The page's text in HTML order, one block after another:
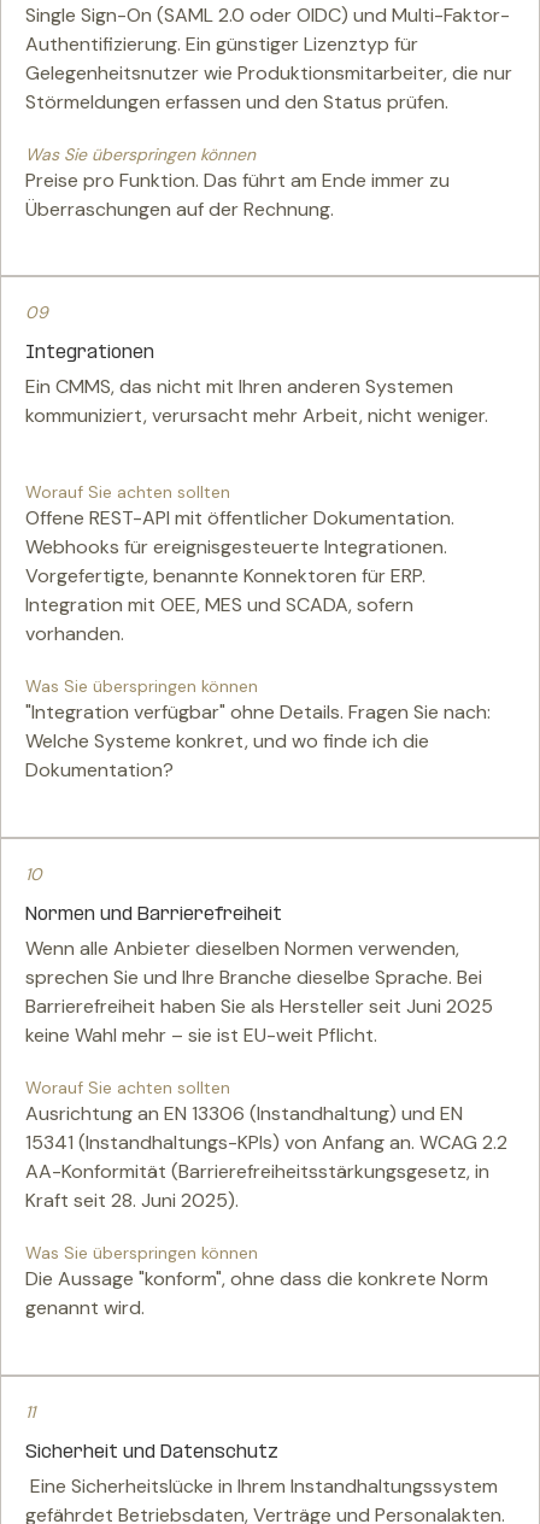
Single Sign-On (SAML 2.0 oder OIDC) und Multi-Faktor-
Authentifizierung. Ein günstiger Lizenztyp für
Gelegenheitsnutzer wie Produktionsmitarbeiter, die nur
Störmeldungen erfassen und den Status prüfen.
Was Sie überspringen können
Preise pro Funktion. Das führt am Ende immer zu
Überraschungen auf der Rechnung.
09
Integrationen
Ein CMMS, das nicht mit Ihren anderen Systemen
kommuniziert, verursacht mehr Arbeit, nicht weniger.
Worauf Sie achten sollten
Offene REST-API mit öffentlicher Dokumentation.
Webhooks für ereignisgesteuerte Integrationen.
Vorgefertigte, benannte Konnektoren für ERP.
Integration mit OEE, MES und SCADA, sofern
vorhanden.
Was Sie überspringen können
"Integration verfügbar" ohne Details. Fragen Sie nach:
Welche Systeme konkret, und wo finde ich die
Dokumentation?
10
Normen und Barrierefreiheit
Wenn alle Anbieter dieselben Normen verwenden,
sprechen Sie und Ihre Branche dieselbe Sprache. Bei
Barrierefreiheit haben Sie als Hersteller seit Juni 2025
keine Wahl mehr – sie ist EU-weit Pflicht.
Worauf Sie achten sollten
Ausrichtung an EN 13306 (Instandhaltung) und EN
15341 (Instandhaltungs-KPIs) von Anfang an. WCAG 2.2
AA-Konformität (Barrierefreiheitsstärkungsgesetz, in
Kraft seit 28. Juni 2025).
Was Sie überspringen können
Die Aussage "konform", ohne dass die konkrete Norm
genannt wird.
11
Sicherheit und Datenschutz
Eine Sicherheitslücke in Ihrem Instandhaltungssystem
gefährdet Betriebsdaten, Verträge und Personalakten.